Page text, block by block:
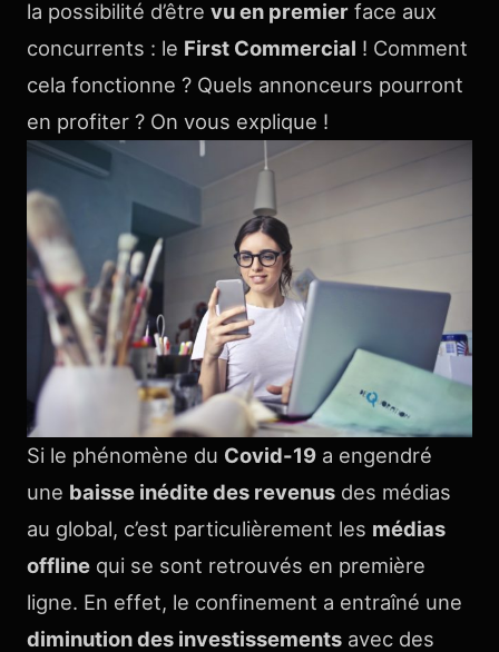
la possibilité d’être vu en premier face aux
concurrents : le First Commercial ! Comment
cela fonctionne ? Quels annonceurs pourront
en profiter ? On vous explique !
Si le phénomène du Covid-19 a engendré
une baisse inédite des revenus des médias
au global, c’est particulièrement les médias
offline qui se sont retrouvés en première
ligne. En effet, le confinement a entraîné une
diminution des investissements avec des